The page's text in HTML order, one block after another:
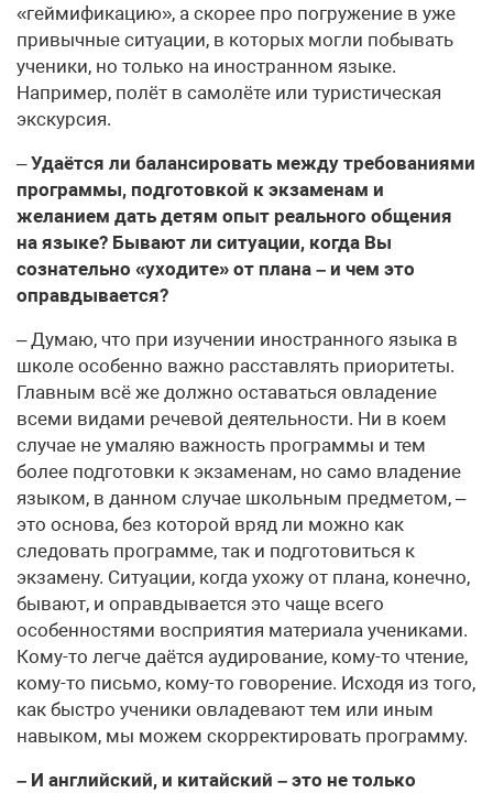
«геймификацию», а скорее про погружение в уже
привычные ситуации, в которых могли побывать
ученики, но только на иностранном языке.
Например, полёт в самолёте или туристическая
экскурсия.
–Удаётся ли балансировать между требованиями
программы, подготовкой к экзаменам и
желанием дать детям опыт реального общения
на языке? Бывают ли ситуации, когда Вы
сознательно «уходите» от плана – и чем это
оправдывается?
– Думаю, что при изучении иностранного языка в
школе особенно важно расставлять приоритеты.
Главным всё же должно оставаться овладение
всеми видами речевой деятельности. Ни в коем
случае не умаляю важность программы и тем
более подготовки к экзаменам, но само владение
языком, в данном случае школьным предметом, –
это основа, без которой вряд ли можно как
следовать программе, так и подготовиться к
экзамену. Ситуации, когда ухожу от плана, конечно,
бывают, и оправдывается это чаще всего
особенностями восприятия материала учениками.
Кому-то легче даётся аудирование, кому-то чтение,
кому-то письмо, кому-то говорение. Исходя из того,
как быстро ученики овладевают тем или иным
навыком, мы можем скорректировать программу.
– И английский, и китайский – это не только